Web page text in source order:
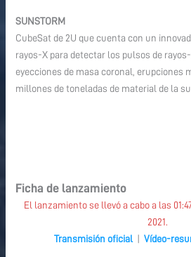
SUNSTORM
CubeSat de 2U que cuenta con un
rayos-X para detectar los pulsos de
eyecciones de masa coronal, erupciones
millones de toneladas de material de la
Ficha de lanzamiento
El lanzamiento se llevó a cabo a las
2021.
Transmisión oficial
Vídeo-